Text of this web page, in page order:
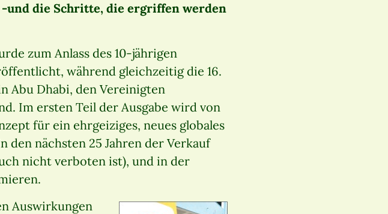
und die Schritte, die ergriffen werden
zum Anlass des 10-jährigen
während gleichzeitig die 16.
Abu Dhabi, den Vereinigten
Im ersten Teil der Ausgabe wird von
für ein ehrgeiziges, neues globales
nächsten 25 Jahren der Verkauf
nicht verboten ist), und in der
Auswirkungen